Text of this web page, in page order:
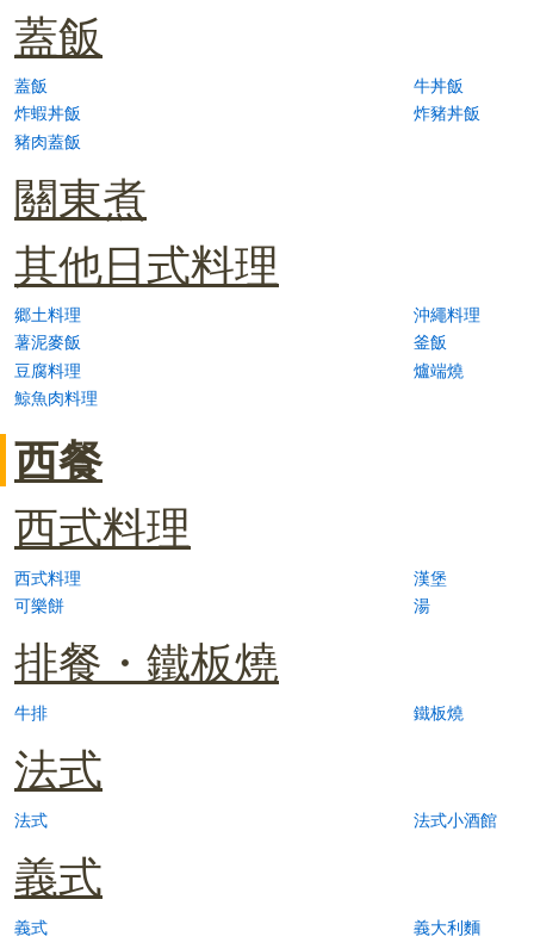
蓋飯
蓋飯
牛丼飯
炸蝦丼飯
炸豬丼飯
豬肉蓋飯
關東煮
其他日式料理
郷土料理
沖繩料理
薯泥麥飯
釜飯
豆腐料理
爐端燒
鯨魚肉料理
西餐
西式料理
西式料理
漢堡
可樂餅
湯
排餐・鐵板燒
牛排 鐵板燒
法式
法式 法式小酒館
義式
義式 義大利麵